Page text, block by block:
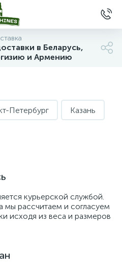
в Беларусь,
и Армению
Петербург Казань
курьерской службой.
мы рассчитаем и согласуем
исходя из веса и размеров